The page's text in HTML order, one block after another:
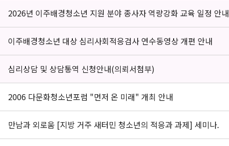
2026년 이주배경청소년 지원 분야 종사자 역량강화 교육 일정 안내
이주배경청소년 대상 심리사회적응검사 연수동영상 개편 안내
심리상담 및 상담통역 신청안내(의뢰서첨부)
2006 다문화청소년포럼 "먼저 온 미래" 개최 안내
만남과 외로움 [지방 거주 새터민 청소년의 적응과 과제] 세미나.